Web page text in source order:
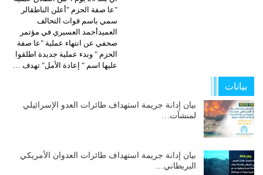
"عا صفة الحزم "أعلن الناطقالر
سمي باسم قوات التحالف
العميدأحمد العسيري في مؤتمر
صحفي عن انتهاء عملية "عا صفة
الحزم " وبدء عملية جديدة اطلقوا
عليها اسم " إعادة الأمل" تهدف …
بيانات
بيان إدانة جريمة استهداف طائرات العدو الإسرائيلي
لمنشآت…
بيان إدانة جريمة استهداف طائرات العدوان الأمريكي
البريطاني…